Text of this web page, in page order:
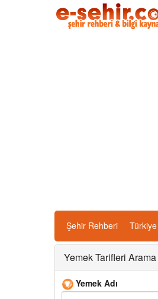
Şehir Rehberi
Yemek Tarifleri Arama
Yemek Adı